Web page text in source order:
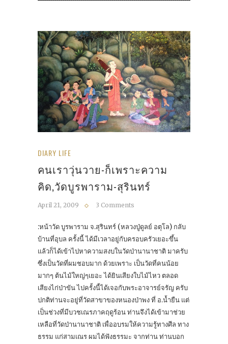
DIARY LIFE
คนเราวุ่นวาย-ก็เพราะความ
คิด,วัดบูรพาราม-สุรินทร์
April 21, 2009 3 Comments
:หน้าวัด บูรพาราม จ.สุรินทร์ (หลวงปู่ดูลย์ อตุโล) กลับ
บ้านที่อุบล ครั้งนี้ ได้มีเวลาอยู่กับครอบครัวเยอะขึ้น
แล้วก็ได้เข้าไปหาความสงบในวัดป่านานาชาติ มาครับ
ซึ่งเป็นวัดที่ผมชอบมาก ด้วยเพราะ เป็นวัดที่คนน้อย
มากๆ ต้นไม้ใหญ่ๆเยอะ ได้ยินเสียงใบไม้ไหว ตลอด
เสียงไก่ป่าขัน ไปครั้งนี้ได้เจอกับพระอาจารย์จรัญ ครับ
ปกติท่านจะอยู่ที่วัดสาขาของหนองป่าพง ที่ อ.น้ำยืน แต่
เป็นช่วงที่มีบวชเณรภาคฤดูร้อน ท่านจึงได้เข้ามาช่วย
เหลือที่วัดป่านานาชาติ เพื่ออบรมให้ความรู้ทางศีล ทาง
ธรรม แก่สามเณร ผมได้ฟังธรรมะ จากท่าน ท่านบอก